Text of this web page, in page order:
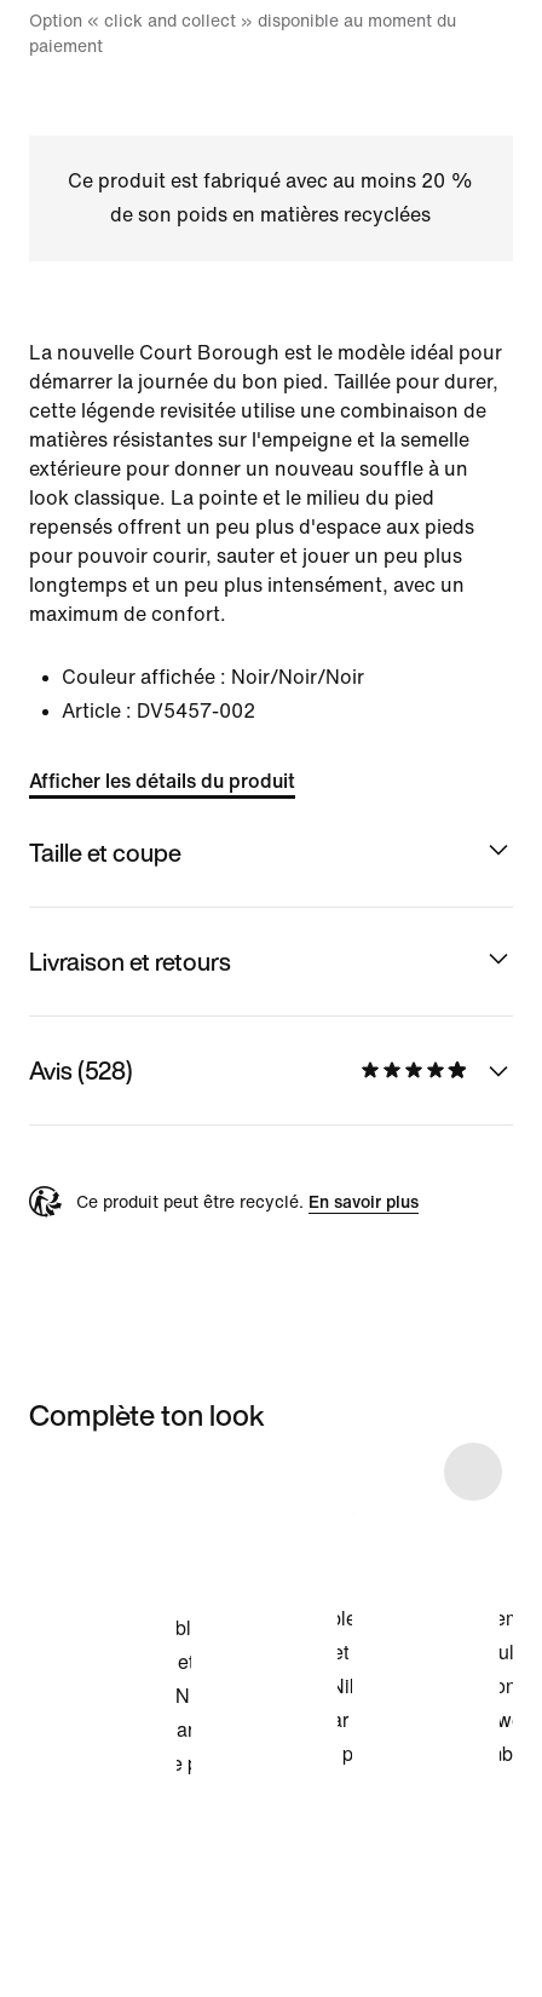
Option « click and collect » disponible au moment du
paiement
Ce produit est fabriqué avec au moins 20 %
de son poids en matières recyclées
La nouvelle Court Borough est le modèle idéal pour
démarrer la journée du bon pied. Taillée pour durer,
cette légende revisitée utilise une combinaison de
matières résistantes sur l'empeigne et la semelle
extérieure pour donner un nouveau souffle à un
look classique. La pointe et le milieu du pied
repensés offrent un peu plus d'espace aux pieds
pour pouvoir courir, sauter et jouer un peu plus
longtemps et un peu plus intensément, avec un
maximum de confort.
Couleur affichée : Noir/Noir/Noir
Article : DV5457-002
Afficher les détails du produit
Taille et coupe
Livraison et retours
Avis (528)
Ce produit peut être recyclé. En savoir plus
Complète ton look